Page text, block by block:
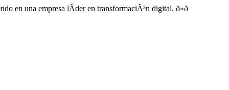
una empresa lÃ­der en transformaciÃ³n digital. ð»ð